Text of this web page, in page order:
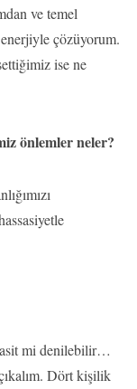
ve temel
çözüyorum.
ise ne
önlemler neler?
mi denilebilir…
Dört kişilik